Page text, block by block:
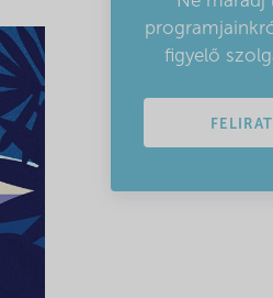
figyelő